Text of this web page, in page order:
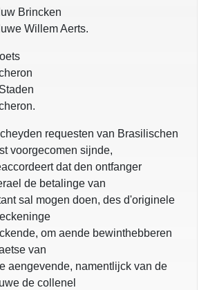
Brincken
Willem Aerts.
requesten van Brasilischen
voorgecomen sijnde,
dat den ontfanger
de betalinge van
sal mogen doen, des d'originele
om aende bewinthebberen
van
aengevende, namentlijck van de
de collenel